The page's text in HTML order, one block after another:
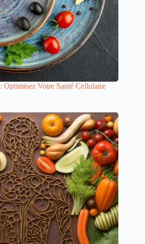
Votre Santé Cellulaire